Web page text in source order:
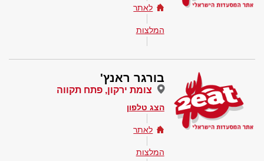
לאתר
המלצות
בורגר ראנץ'
צומת ירקון, פתח תקווה
הצג טלפון
לאתר
המלצות